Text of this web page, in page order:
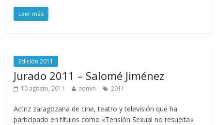
Leer más
Edición 2011
Jurado 2011 – Salomé Jiménez
10 agosto, 2011 admin 2011
Actriz zaragozana de cine, teatro y televisión que ha
participado en títulos como «Tensión Sexual no resuelta»